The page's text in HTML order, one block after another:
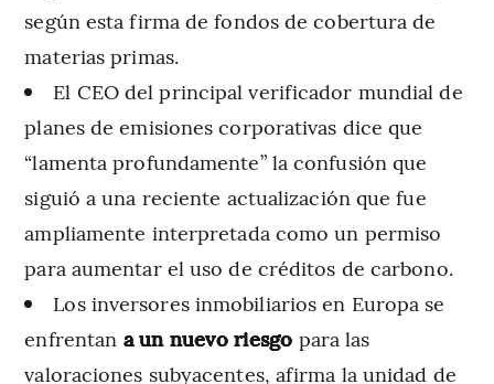
según esta firma de fondos de cobertura de
materias primas.
El CEO del principal verificador mundial de
planes de emisiones corporativas dice que
“lamenta profundamente” la confusión que
siguió a una reciente actualización que fue
ampliamente interpretada como un permiso
para aumentar el uso de créditos de carbono.
Los inversores inmobiliarios en Europa se
enfrentan a un nuevo riesgo para las
valoraciones subyacentes, afirma la unidad de